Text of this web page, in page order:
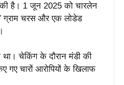
की है। 1 जून 2025 को चारलेन
ग्राम चरस और एक लोडेड
था। चेकिंग के दौरान मंडी की
गए चारों आरोपियों के खिलाफ